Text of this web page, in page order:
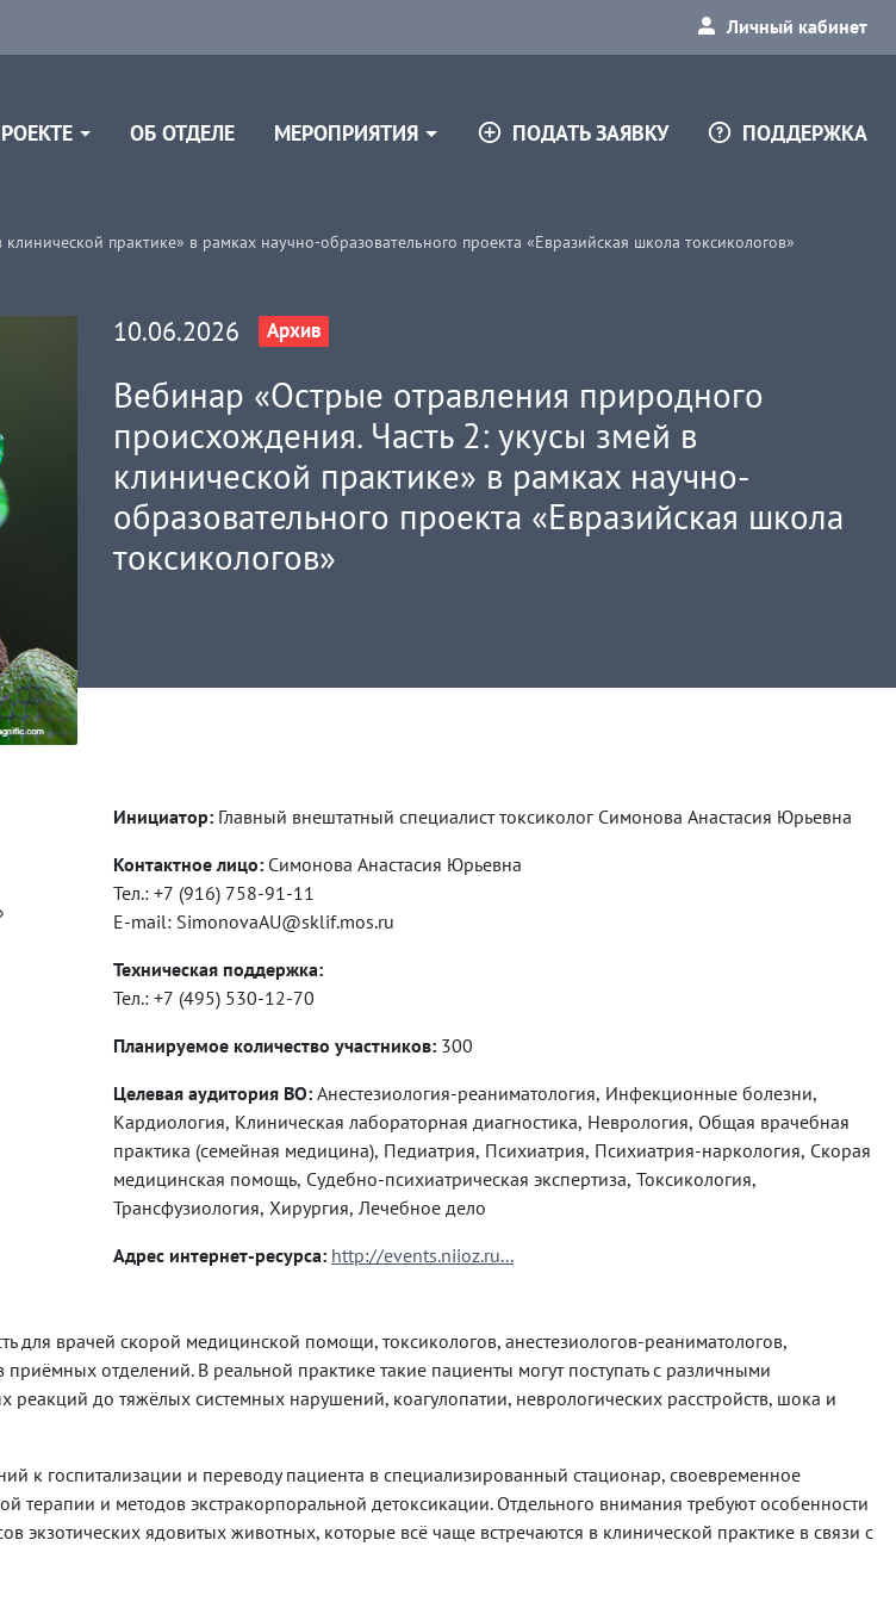
Личный кабинет
ОБ ОТДЕЛЕ МЕРОПРИЯТИЯ ПОДАТЬ ЗАЯВКУ ПОДДЕРЖКА
практике» в рамках научно-образовательного проекта «Евразийская школа токсикологов»
10.06.2026 Архив
Вебинар «Острые отравления природного
происхождения. Часть 2: укусы змей в
клинической практике» в рамках научно-
образовательного проекта «Евразийская школа
токсикологов»
Инициатор: Главный внештатный специалист токсиколог Симонова Анастасия Юрьевна
Контактное лицо:
Симонова Анастасия Юрьевна
Тел.: +7 (916) 758-91-11
E-mail: SimonovaAU@sklif.mos.ru
Техническая поддержка:
Тел.: +7 (495) 530-12-70
Планируемое количество участников: 300
Целевая аудитория ВО:
Кардиология, Клиническая лабораторная диагностика, Неврология, Общая врачебная
практика (семейная медицина), Педиатрия, Психиатрия, Психиатрия-наркология, Скорая
медицинская помощь, Судебно-психиатрическая экспертиза, Токсикология,
Трансфузиология, Хирургия, Лечебное дело
Адрес интернет-ресурса: http://events.niioz.ru...
врачей скорой медицинской помощи, токсикологов, анестезиологов-реаниматологов,
отделений. В реальной практике такие пациенты могут поступать с различными
до тяжёлых системных нарушений, коагулопатии, неврологических расстройств, шока и
к госпитализации и переводу пациента в специализированный стационар, своевременное
и методов экстракорпоральной детоксикации. Отдельного внимания требуют особенности
экзотических ядовитых животных, которые всё чаще встречаются в клинической практике в связи с